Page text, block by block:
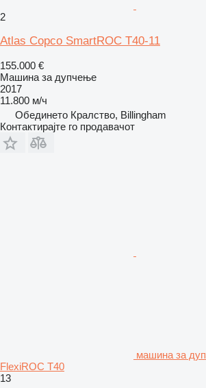
2
Atlas Copco SmartROC T40-11
155.000 €
Машина за дупчење
2017
11.800 м/ч
Обединето Кралство, Billingham
Контактирајте го продавачот
машина за
FlexiROC T40
13